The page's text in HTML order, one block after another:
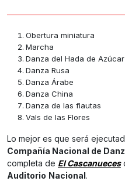
Obertura miniatura
Marcha
Danza del Hada de
Danza Rusa
Danza Árabe
Danza China
Danza de las flautas
Vals de las Flores
Lo mejor es que será
Compañía Nacional de
completa de El Cascanueces
Auditorio Nacional.